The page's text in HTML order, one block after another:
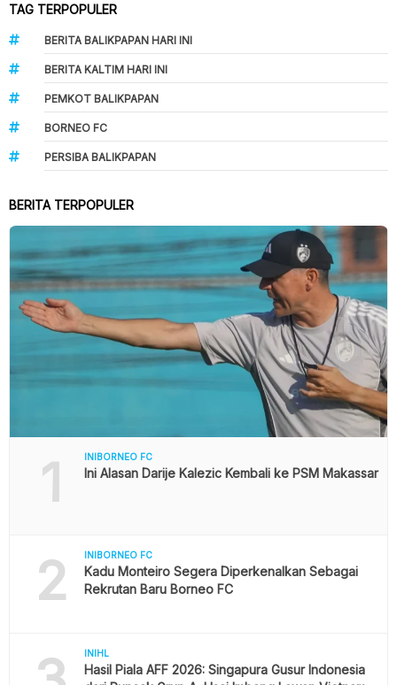
TAG TERPOPULER
BERITA BALIKPAPAN HARI INI
BERITA KALTIM HARI INI
PEMKOT BALIKPAPAN
BORNEO FC
PERSIBA BALIKPAPAN
BERITA TERPOPULER
1 INIBORNEO FC
Ini Alasan Darije Kalezic Kembali ke PSM Makassar
2 INIBORNEO FC
Kadu Monteiro Segera Diperkenalkan Sebagai
Rekrutan Baru Borneo FC
INIHL
Hasil Piala AFF 2026: Singapura Gusur Indonesia